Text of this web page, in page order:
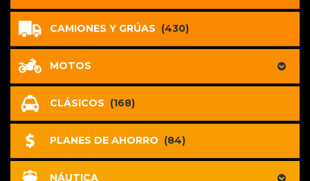
CAMIONES Y GRÚAS (430)
MOTOS
CLÁSICOS (168)
PLANES DE AHORRO (84)
NÁUTICA